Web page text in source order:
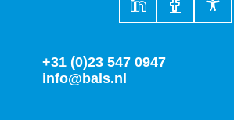
+31 (0)23 547 0947
info@bals.nl